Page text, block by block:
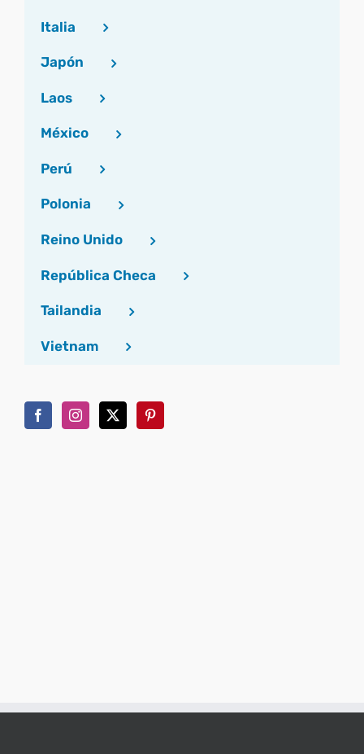
Italia
Japón
Laos
México
Perú
Polonia
Reino Unido
República Checa
Tailandia
Vietnam